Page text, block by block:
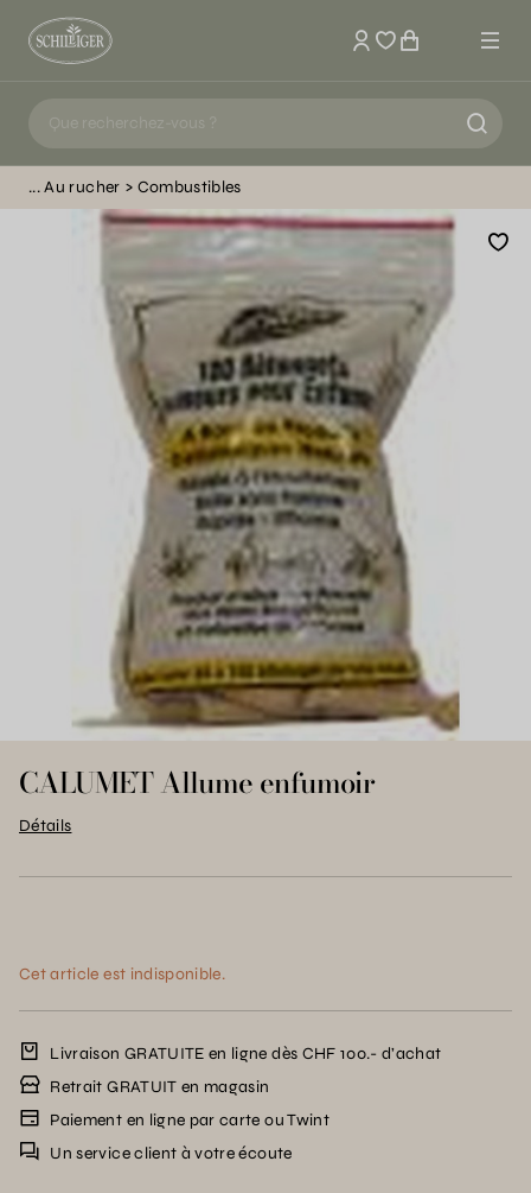
Mon compte
Au rucher Combustibles
CALUMET Allume enfumoir
Détails
Cet article est indisponible.
Livraison GRATUITE en ligne dès CHF 100.- d’achat
Retrait GRATUIT en magasin
Paiement en ligne par carte ou Twint
Un service client à votre écoute